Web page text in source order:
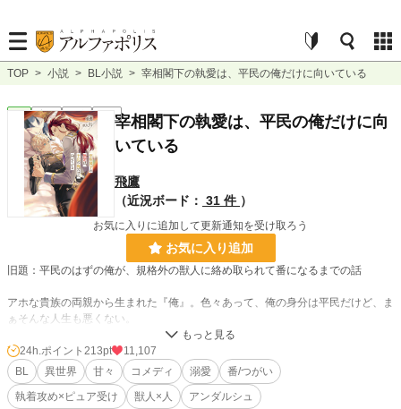
TOP > 小説 > BL小説 > 宰相閣下の執愛は、平民の俺だけに向いている
BL 完結 長編 R18宰相閣下の執愛は、平民の俺だけに向
いている
飛鷹
（近況ボード： 31 件 ）
お気に入りに追加して更新通知を受け取ろう
お気に入り追加
旧題：平民のはずの俺が、規格外の獣人に絡め取られて番になるまでの話
アホな貴族の両親から生まれた『俺』。色々あって、俺の身分は平民だけど、ま
ぁそんな人生も悪くない。
無事に成長して、仕事に就くこともできたのに。
ここ最近、夢に魘されている。もう一ヶ月もの間、毎晩毎晩………。
朝起きたときには忘れてしまっている夢に疲弊している平民『レイ』と、彼を手
に入れたくてウズウズしている獣人のお話。
24h.ポイント 213pt
11,107
BL
異世界 甘々 コメディ 溺愛
番/つがい
執着攻め×ピュア受け
獣人×人
アンダルシュ